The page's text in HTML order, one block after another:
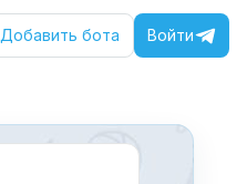
Добавить бота Войти